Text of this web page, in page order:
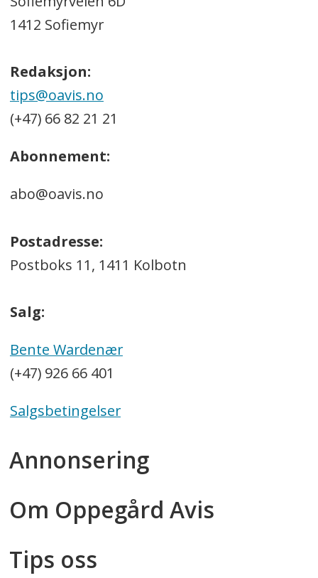
1412 Sofiemyr
Redaksjon:
tips@oavis.no
(+47) 66 82 21 21
Abonnement:
abo@oavis.no
Postadresse:
Postboks 11, 1411 Kolbotn
Salg:
Bente Wardenær
(+47) 926 66 401
Salgsbetingelser
Annonsering
Om Oppegård Avis
Tips oss